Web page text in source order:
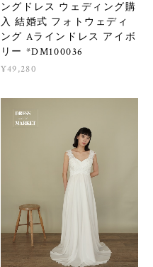
ングドレス ウェディング購
入 結婚式 フォトウェディ
ング Aラインドレス アイボ
リー *DM100036
¥49,280